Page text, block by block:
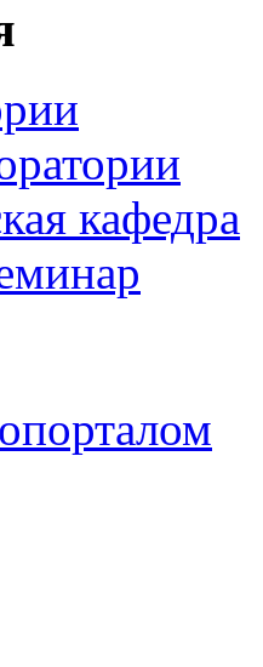
кафедра